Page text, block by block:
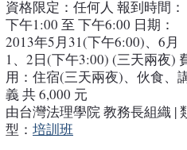
資格限定：任何人 報到時間：
下午1:00 至 下午6:00 日期：
2013年5月31(下午6:00)、6月
1、2日(下午3:00) (三天兩夜)
用：住宿(三天兩夜)、伙食、
義 共 6,000 元
由台灣法理學院 教務長組織 |
型： 培訓班